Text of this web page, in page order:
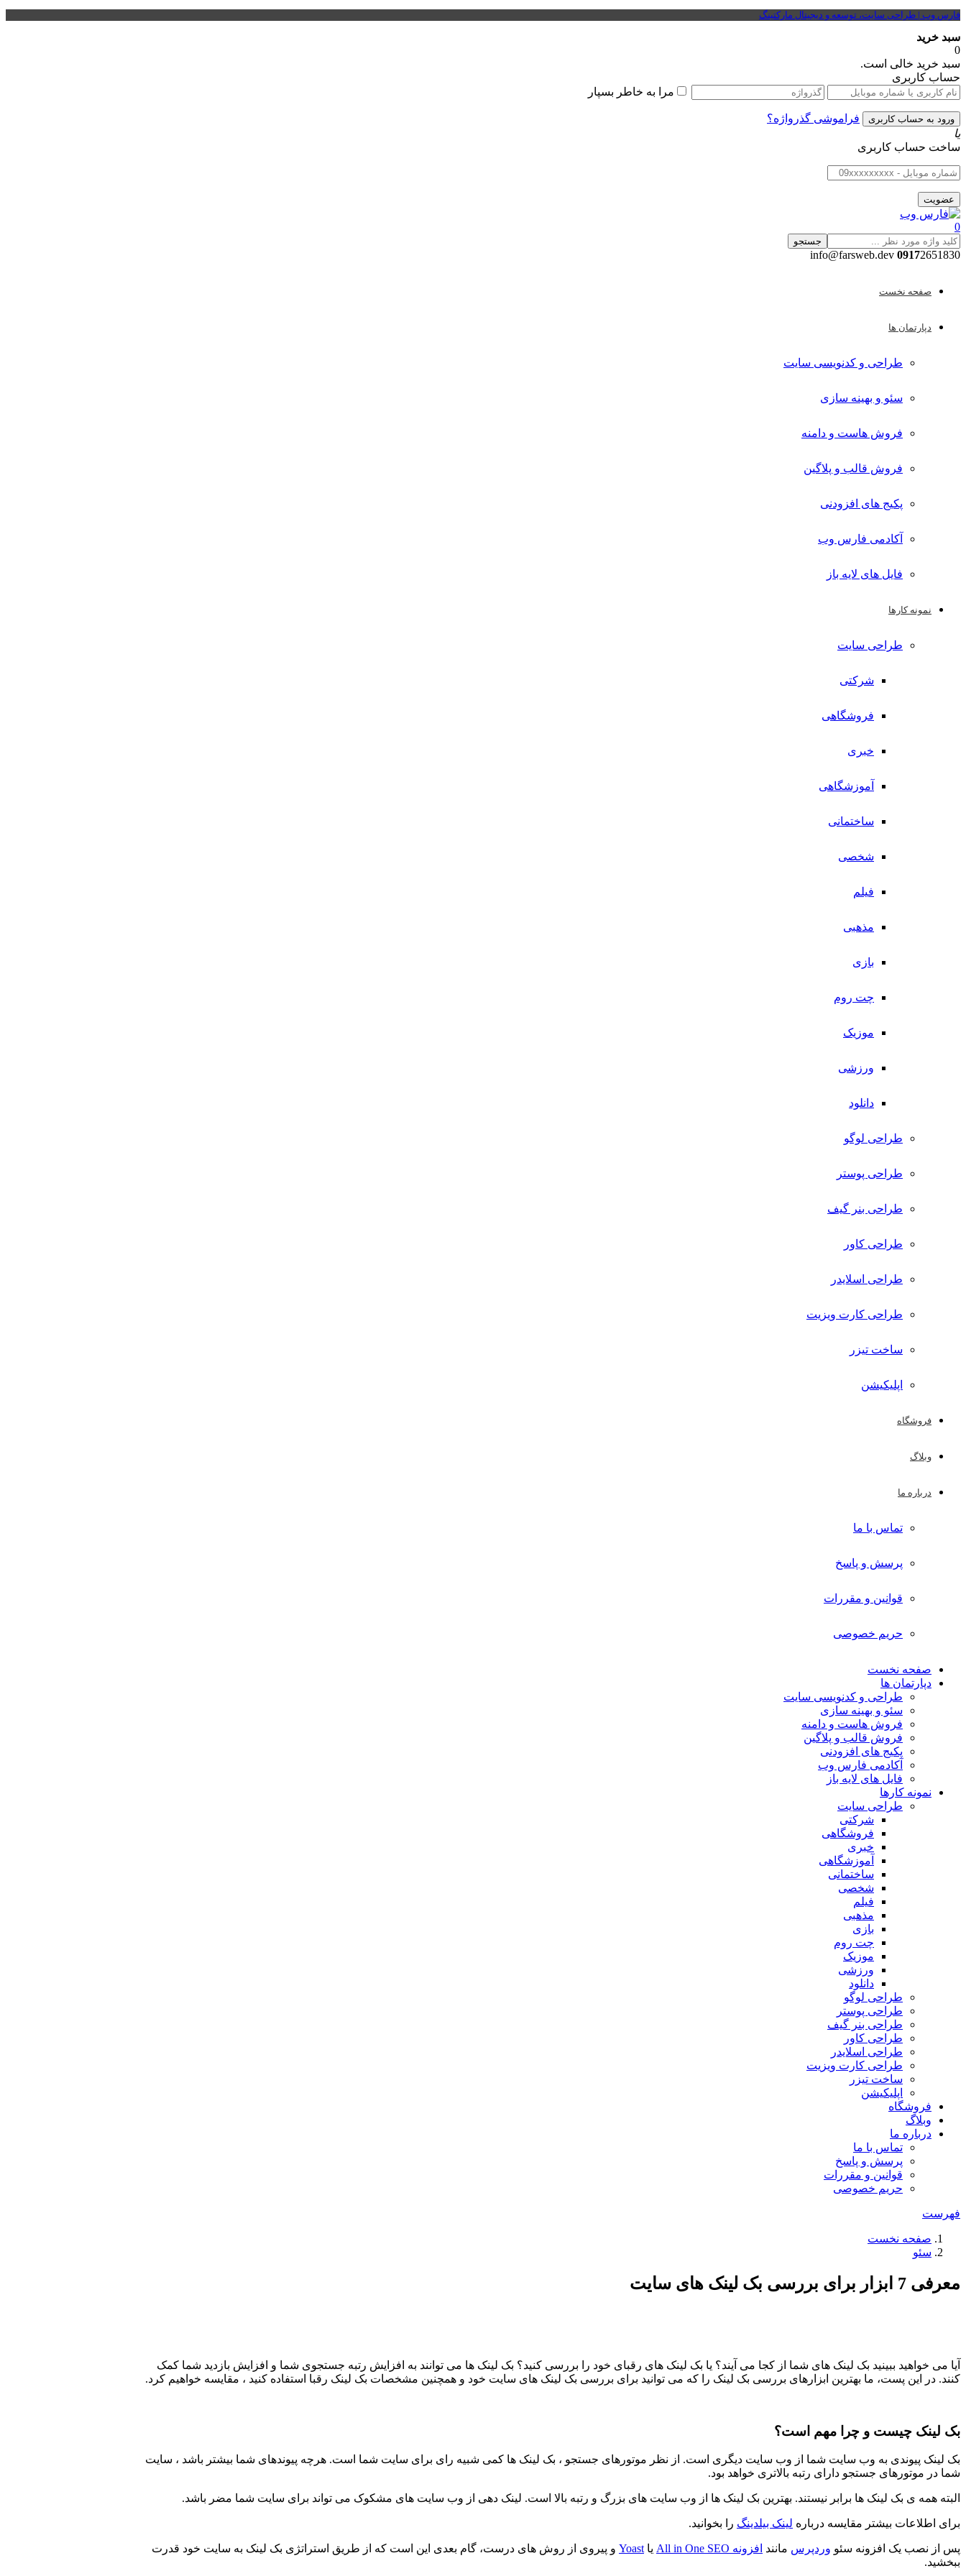
فارس وب | طراحی سایت، توسعه و دیجیتال مارکتینگ
سبد خرید
0
سبد خرید خالی است.
حساب کاربری
مرا به خاطر بسپار
فراموشی گذرواژه؟
یا
ساخت حساب کاربری
0
جستجو
09172651830 info@farsweb.dev
صفحه نخست
دپارتمان ها
طراحی و کدنویسی سایت
سئو و بهینه سازی
فروش هاست و دامنه
فروش قالب و پلاگین
پکیج های افزودنی
آکادمی فارس وب
فایل های لایه باز
نمونه کارها
طراحی سایت
شرکتی
فروشگاهی
خبری
آموزشگاهی
ساختمانی
شخصی
فیلم
مذهبی
بازی
چت روم
موزیک
ورزشی
دانلود
طراحی لوگو
طراحی پوستر
طراحی بنر گیف
طراحی کاور
طراحی اسلایدر
طراحی کارت ویزیت
ساخت تیزر
اپلیکیشن
فروشگاه
وبلاگ
درباره ما
تماس با ما
پرسش و پاسخ
قوانین و مقررات
حریم خصوصی
صفحه نخست
دپارتمان ها
طراحی و کدنویسی سایت
سئو و بهینه سازی
فروش هاست و دامنه
فروش قالب و پلاگین
پکیج های افزودنی
آکادمی فارس وب
فایل های لایه باز
نمونه کارها
طراحی سایت
شرکتی
فروشگاهی
خبری
آموزشگاهی
ساختمانی
شخصی
فیلم
مذهبی
بازی
چت روم
موزیک
ورزشی
دانلود
طراحی لوگو
طراحی پوستر
طراحی بنر گیف
طراحی کاور
طراحی اسلایدر
طراحی کارت ویزیت
ساخت تیزر
اپلیکیشن
فروشگاه
وبلاگ
درباره ما
تماس با ما
پرسش و پاسخ
قوانین و مقررات
حریم خصوصی
فهرست
صفحه نخست
سئو
معرفی 7 ابزار برای بررسی بک لینک های سایت
آیا می خواهید ببینید بک لینک های شما از کجا می آیند؟ یا بک لینک های رقبای خود را بررسی کنید؟ بک لینک ها می توانند به افزایش رتبه جستجوی شما و افزایش بازدید شما کمک
کنند. در این پست، ما بهترین ابزارهای بررسی بک لینک را که می توانید برای بررسی بک لینک های سایت خود و همچنین مشخصات بک لینک رقبا استفاده کنید ، مقایسه خواهیم کرد.
بک لینک چیست و چرا مهم است؟
بک لینک پیوندی به وب سایت شما از وب سایت دیگری است. از نظر موتورهای جستجو ، بک لینک ها کمی شبیه رای برای سایت شما است. هرچه پیوندهای شما بیشتر باشد ، سایت
شما در موتورهای جستجو دارای رتبه بالاتری خواهد بود.
البته همه ی بک لینک ها برابر نیستند. بهترین بک لینک ها از وب سایت های بزرگ و رتبه بالا است. لینک دهی از وب سایت های مشکوک می تواند برای سایت شما مضر باشد.
برای اطلاعات بیشتر مقایسه درباره لینک بیلدینگ را بخوانید.
پس از نصب یک افزونه سئو وردپرس مانند افزونه All in One SEO یا Yoast و پیروی از روش های درست، گام بعدی این است که از طریق استراتژی بک لینک به سایت خود قدرت
ببخشید.